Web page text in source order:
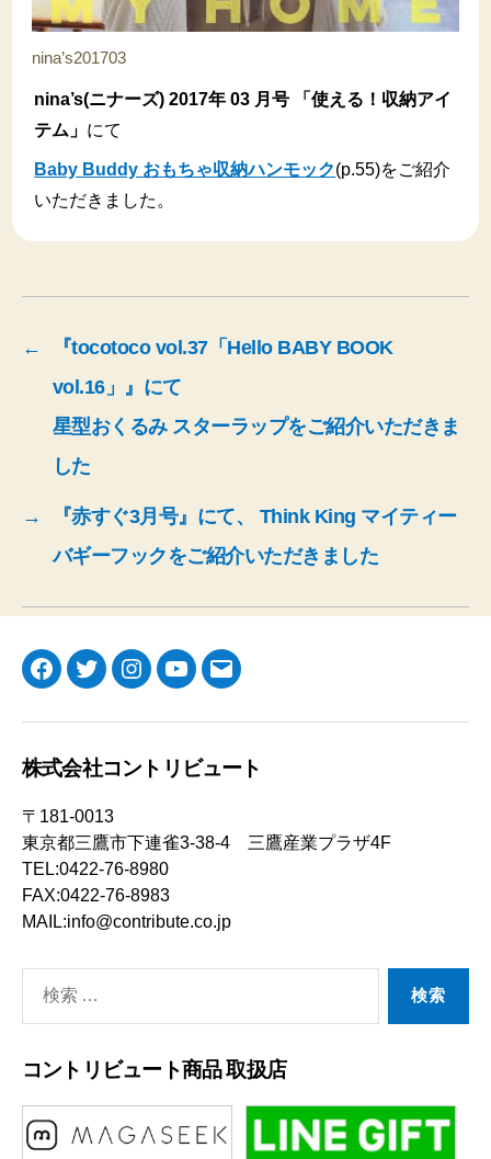
nina’s201703
nina’s(ニナーズ) 2017年 03 月号 「使える！収納アイ
テム」 にて
Baby Buddy おもちゃ収納ハンモック(p.55)をご紹介
いただきました。
←
『tocotoco vol.37「Hello BABY BOOK
vol.16」』にて
星型おくるみ スターラップをご紹介いただきま
した
→
『赤すぐ3月号』にて、 Think King マイティー
バギーフックをご紹介いただきました
Facebook
TwitterInstagramYouTube
メ
株式会社コントリビュート
〒181-0013
東京都三鷹市下連雀3-38-4 三鷹産業プラザ4F
TEL:0422-76-8980
FAX:0422-76-8983
MAIL:info@contribute.co.jp
索
コントリビュート商品 取扱店